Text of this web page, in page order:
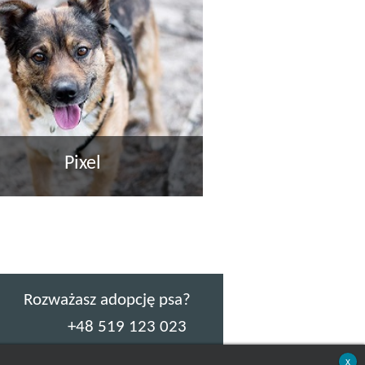
Pixel
Rozważasz adopcję psa?
+48 519 123 023
x